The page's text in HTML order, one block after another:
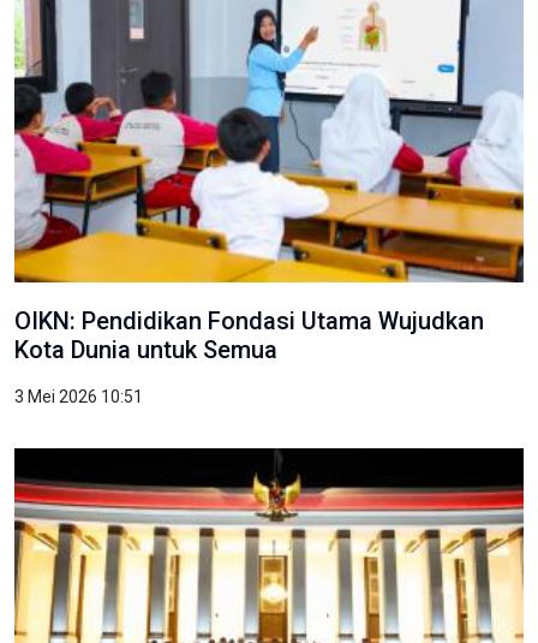
OIKN: Pendidikan Fondasi Utama Wujudkan
Kota Dunia untuk Semua
3 Mei 2026 10:51